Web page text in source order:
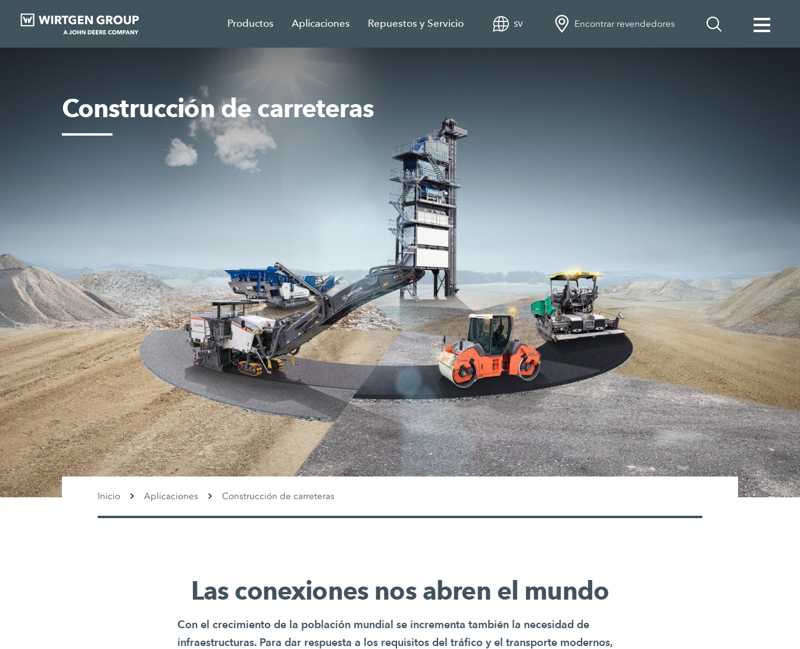
Productos Aplicaciones Repuestos y Servicio SV Encontrar revendedores
Construcción de carreteras
Inicio Aplicaciones Construcción de carreteras
Las conexiones nos abren el mundo
Con el crecimiento de la población mundial se incrementa también la necesidad de
infraestructuras. Para dar respuesta a los requisitos del tráfico y el transporte modernos,